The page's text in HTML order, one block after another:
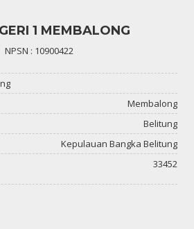
1 MEMBALONG
NPSN : 10900422
Membalong
Belitung
Kepulauan Bangka Belitung
33452